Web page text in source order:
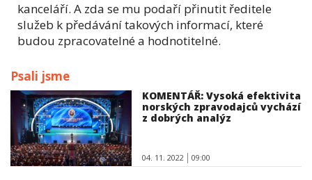
kanceláří. A zda se mu podaří přinutit ředitele
služeb k předávání takových informací, které
budou zpracovatelné a hodnotitelné.
Psali jsme
KOMENTÁŘ: Vysoká efektivita
norských zpravodajců vychází
z dobrých analýz
04. 11. 2022 09:00